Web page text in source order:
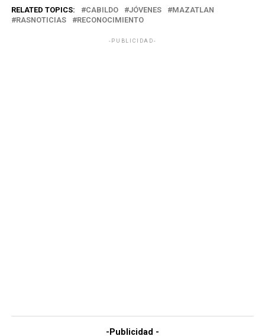
RELATED TOPICS: CABILDO JÓVENES
MAZATLAN
RASNOTICIAS
RECONOCIMIENTO
-PUBLICIDAD-
-Publicidad -